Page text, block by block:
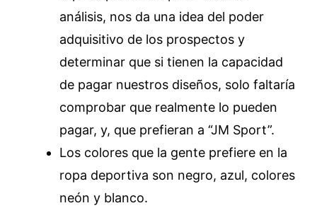
análisis, nos da una idea del poder
adquisitivo de los prospectos y
determinar que si tienen la capacidad
de pagar nuestros diseños, solo faltaría
comprobar que realmente lo pueden
pagar, y, que prefieran a “JM Sport”.
Los colores que la gente prefiere en la
ropa deportiva son negro, azul, colores
neón y blanco.